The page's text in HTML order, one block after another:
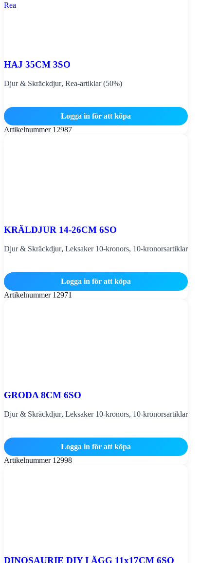
Rea
HAJ 35CM 3SO
Djur & Skräckdjur, Rea-artiklar (50%)
Logga in för att köpa
Artikelnummer 12987
KRÄLDJUR 14-26CM 6SO
Djur & Skräckdjur, Leksaker 10-kronors, 10-kronorsartiklar
Logga in för att köpa
Artikelnummer 12971
GRODA 8CM 6SO
Djur & Skräckdjur, Leksaker 10-kronors, 10-kronorsartiklar
Logga in för att köpa
Artikelnummer 12998
DINOSAURIE DIY I ÄGG 11x17CM 6SO